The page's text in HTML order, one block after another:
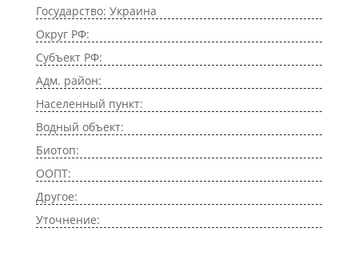
Государство: Украина
Округ РФ:
Субъект РФ:
Адм. район:
Населенный пункт:
Водный объект:
Биотоп:
ООПТ:
Другое:
Уточнение: